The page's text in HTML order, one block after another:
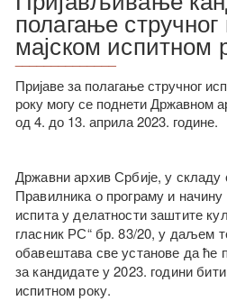
полагање
мајском испитном
______________
Пријаве за полагање стручног
року могу се поднети Државном
од 4. до 13. априла 2023. године.
Државни архив Србије, у
Правилника о програму и
испита у делатности заштите
гласник РС“ бр. 83/20, у даљем
обавештава све установе да ће
за кандидате у 2023. години
испитном року.